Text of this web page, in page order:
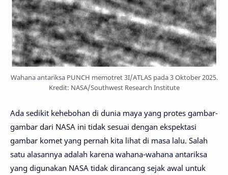
Wahana antariksa PUNCH memotret 3I/ATLAS pada 3 Oktober 2025.
Kredit: NASA/Southwest Research Institute
Ada sedikit kehebohan di dunia maya yang protes gambar-
gambar dari NASA ini tidak sesuai dengan ekspektasi
gambar komet yang pernah kita lihat di masa lalu. Salah
satu alasannya adalah karena wahana-wahana antariksa
yang digunakan NASA tidak dirancang sejak awal untuk